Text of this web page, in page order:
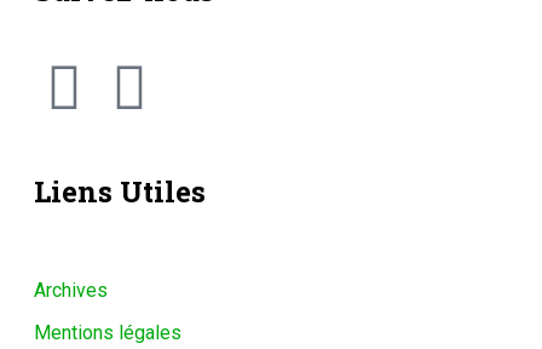
Liens Utiles
Archives
Mentions légales